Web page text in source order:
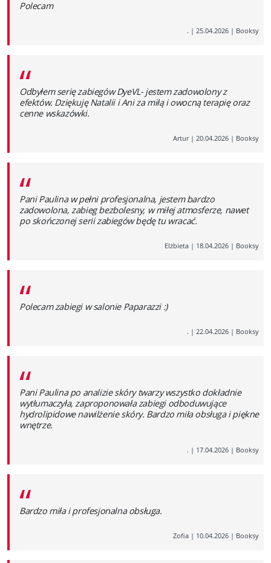
Polecam
. | 25.04.2026 | Booksy
“
Odbyłem serię zabiegów DyeVL- jestem zadowolony z
efektów. Dziękuję Natalii i Ani za miłą i owocną terapię oraz
cenne wskazówki.
Artur| 20.04.2026 | Booksy
“
Pani Paulina w pełni profesjonalna, jestem bardzo
zadowolona, zabieg bezbolesny, w miłej atmosferze, nawet
po skończonej serii zabiegów będę tu wracać.
Elżbieta | 18.04.2026 | Booksy
“
Polecam zabiegi w salonie Paparazzi :)
. | 22.04.2026 | Booksy
“
Pani Paulina po analizie skóry twarzy wszystko dokładnie
wytłumaczyła, zaproponowała zabiegi odboduwujące
hydrolipidowe nawilżenie skóry. Bardzo miła obsługa i piękne
wnętrze.
. | 17.04.2026 | Booksy
“
Bardzo miła i profesjonalna obsługa.
Zofia | 10.04.2026 | Booksy